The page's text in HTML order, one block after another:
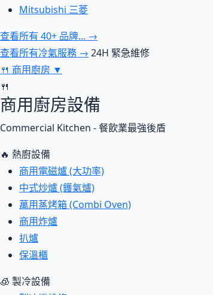
Mitsubishi 三菱
查看所有 40+ 品牌... →
查看所有冷氣服務 → 24H 緊急維修
🍴 商用廚房 ▼
🍴
商用廚房設備
Commercial Kitchen - 餐飲業最強後盾
🔥 熱廚設備
商用電磁爐 (大功率)
中式炒爐 (鑊氣爐)
萬用蒸烤箱 (Combi Oven)
商用炸爐
扒爐
保溫櫃
🧊 製冷設備